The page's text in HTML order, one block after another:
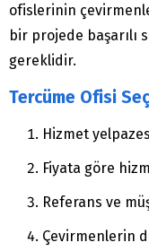
ofislerinin
bir projede başarılı
gereklidir.
Tercüme Ofisi
Hizmet
Fiyata göre
Referans ve
Çevirmenlerin